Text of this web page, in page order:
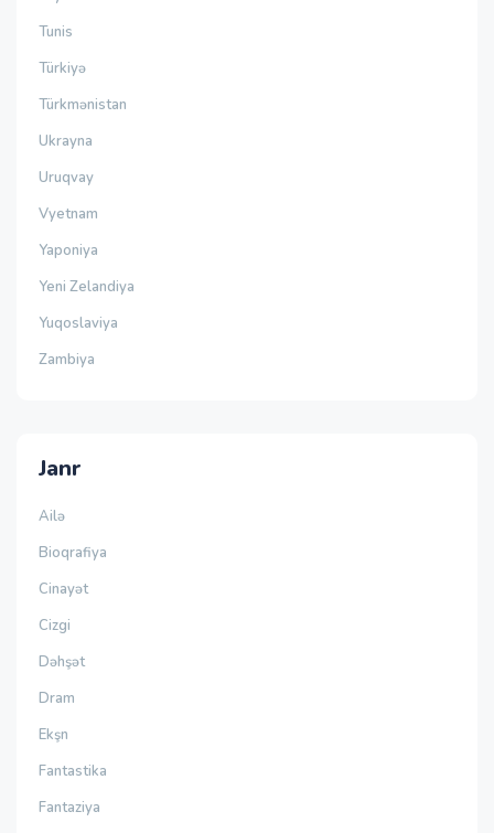
Tunis
Türkiyə
Türkmənistan
Ukrayna
Uruqvay
Vyetnam
Yaponiya
Yeni Zelandiya
Yuqoslaviya
Zambiya
Janr
Ailə
Bioqrafiya
Cinayət
Cizgi
Dəhşət
Dram
Ekşn
Fantastika
Fantaziya